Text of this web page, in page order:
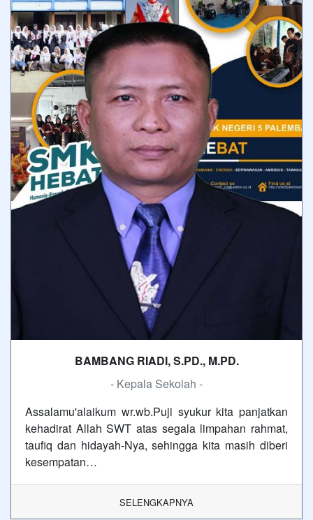
BAMBANG RIADI, S.PD., M.PD.
- Kepala Sekolah -
Assalamu'alaikum wr.wb.Puji syukur kita panjatkan
kehadirat Allah SWT atas segala limpahan rahmat,
taufiq dan hidayah-Nya, sehingga kita masih diberi
kesempatan…
SELENGKAPNYA